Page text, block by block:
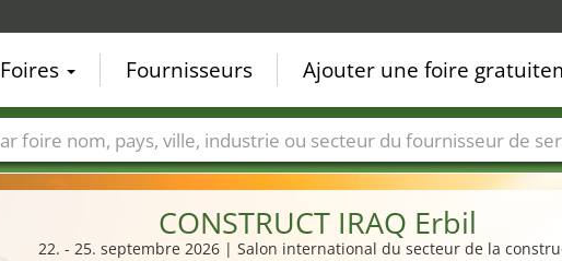
CONSTRUCT IRAQ Erbil
22. - 25. septembre 2026 | Salon international du secteur de la
Foires Fournisseurs Ajouter une foire
Pays Villes Secteurs de foire Secteurs du fournisseur de